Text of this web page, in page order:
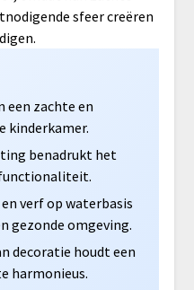
sfeer creëren
een zachte en
kinderkamer.
benadrukt het
verf op waterbasis
gezonde omgeving.
decoratie houdt een
harmonieus.